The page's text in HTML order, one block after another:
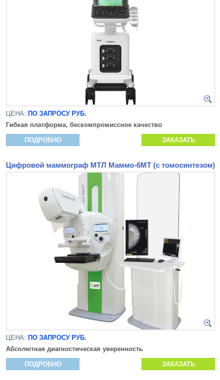
ЦЕНА: ПО ЗАПРОСУ РУБ.
Гибкая платформа, бескомпромиссное качество
ПОДРОБНО ЗАКАЗАТЬ
Цифровой маммограф МТЛ Маммо-6МТ (с томосинтезом)
ЦЕНА: ПО ЗАПРОСУ РУБ.
Абсолютная диагностическая уверенность
ПОДРОБНО ЗАКАЗАТЬ